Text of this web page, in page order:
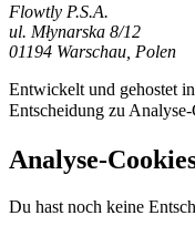
Flowtly P.S.A.
ul. Młynarska 8/12
01194 Warschau, Polen
Entwickelt und gehostet
Entscheidung zu
Analyse-
Du hast noch keine